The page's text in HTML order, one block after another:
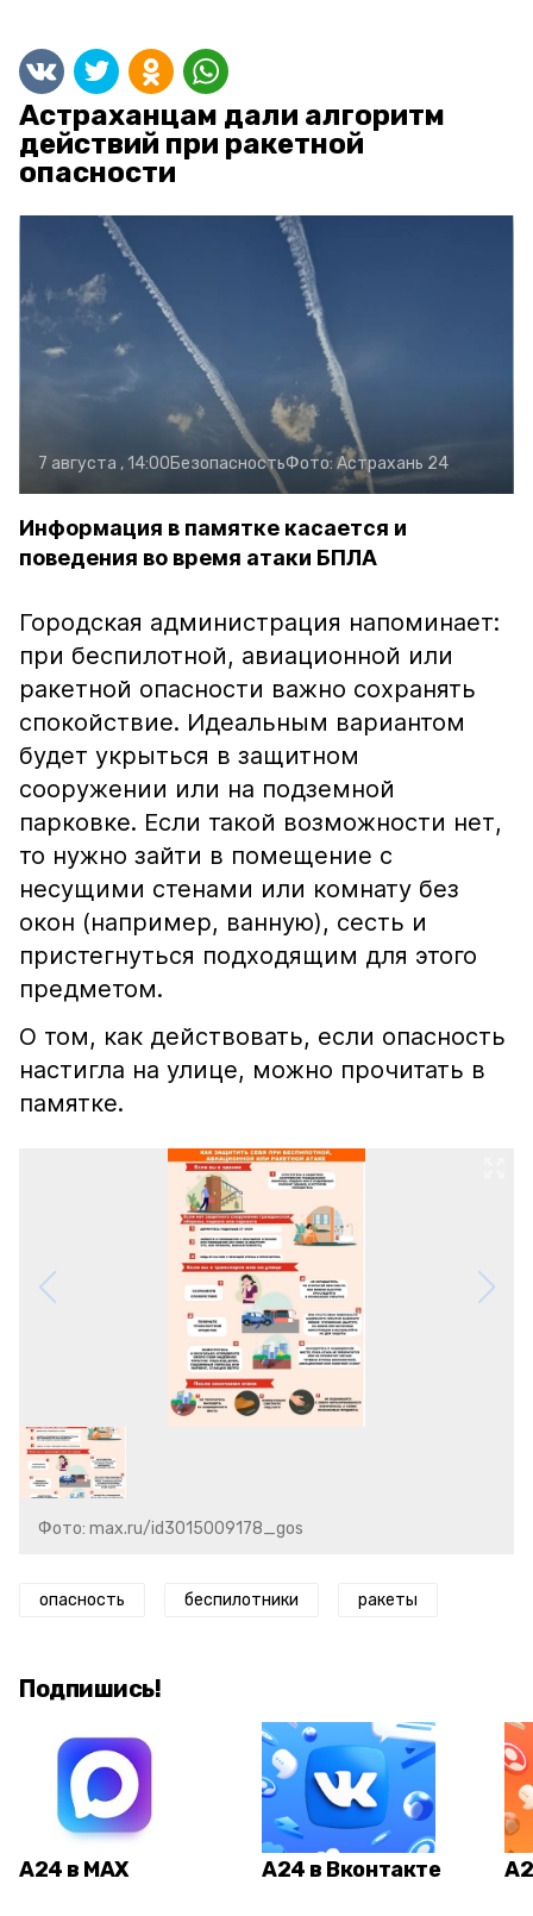
Астраханцам дали алгоритм
действий при ракетной
опасности
7 августа , 14:00БезопасностьФото: Астрахань 24
Информация в памятке касается и
поведения во время атаки БПЛА
Городская администрация напоминает:
при беспилотной, авиационной или
ракетной опасности важно сохранять
спокойствие. Идеальным вариантом
будет укрыться в защитном
сооружении или на подземной
парковке. Если такой возможности нет,
то нужно зайти в помещение с
несущими стенами или комнату без
окон (например, ванную), сесть и
пристегнуться подходящим для этого
предметом.
О том, как действовать, если опасность
настигла на улице, можно прочитать в
памятке.
Фото: max.ru/id3015009178_gos
опасность беспилотники ракеты
Подпишись!
А24 в MAX А24 в Вконтакте